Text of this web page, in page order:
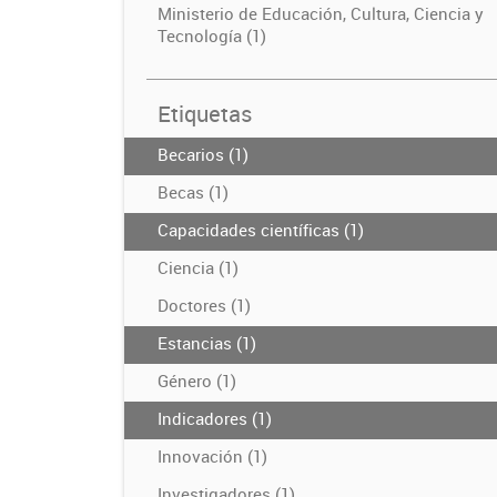
Ministerio de Educación, Cultura, Ciencia y
Tecnología (1)
Etiquetas
Becarios (1)
Becas (1)
Capacidades científicas (1)
Ciencia (1)
Doctores (1)
Estancias (1)
Género (1)
Indicadores (1)
Innovación (1)